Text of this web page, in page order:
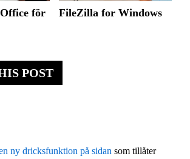
POST
ny dricksfunktion på sidan som tillåter
för
FileZilla for Windows